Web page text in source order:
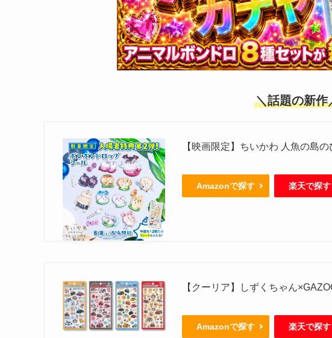
＼話題の新作
【映画限定】ちいかわ 人魚の島
Amazonで探す 楽天で探す
【クーリア】しずくちゃん
Amazonで探す 楽天で探す